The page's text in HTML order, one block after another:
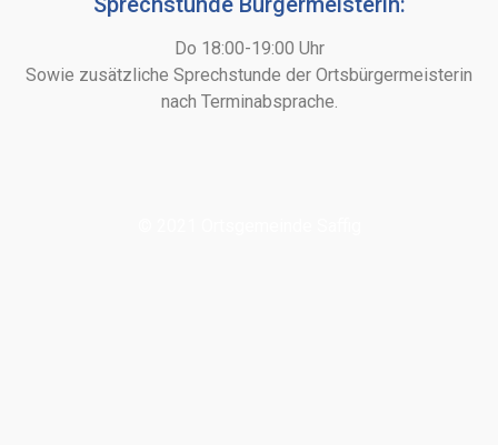
Do 18:00-19:00 Uhr
Sowie zusätzliche Sprechstunde der Ortsbürgermeisterin
nach Terminabsprache.